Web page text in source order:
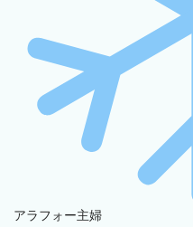
アラフォー主婦